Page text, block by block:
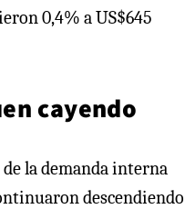
0,4% a US$645
cayendo
la demanda interna
descendiendo